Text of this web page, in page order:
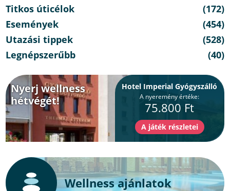
Titkos úticélok
(172)
Események
(454)
Utazási tippek
(528)
Legnépszerűbb
(40)
Nyerj wellness
hétvégét!
Hotel Imperial Gyógyszálló
A nyeremény értéke:
75.800 Ft
Wellness ajánlatok